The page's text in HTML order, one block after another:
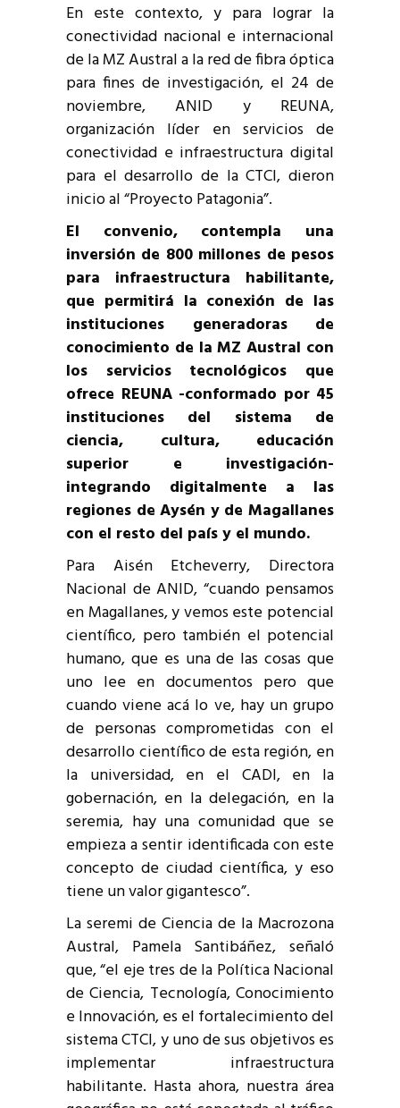
En este contexto, y para lograr la
conectividad nacional e internacional
de la MZ Austral a la red de fibra óptica
para fines de investigación, el 24 de
noviembre, ANID y REUNA,
organización líder en servicios de
conectividad e infraestructura digital
para el desarrollo de la CTCI, dieron
inicio al “Proyecto Patagonia”.
El convenio, contempla una
inversión de 800 millones de pesos
para infraestructura habilitante,
que permitirá la conexión de las
instituciones generadoras de
conocimiento de la MZ Austral con
los servicios tecnológicos que
ofrece REUNA -conformado por 45
instituciones del sistema de
ciencia, cultura, educación
superior e investigación-
integrando digitalmente a las
regiones de Aysén y de Magallanes
con el resto del país y el mundo.
Para Aisén Etcheverry, Directora
Nacional de ANID, “cuando pensamos
en Magallanes, y vemos este potencial
científico, pero también el potencial
humano, que es una de las cosas que
uno lee en documentos pero que
cuando viene acá lo ve, hay un grupo
de personas comprometidas con el
desarrollo científico de esta región, en
la universidad, en el CADI, en la
gobernación, en la delegación, en la
seremia, hay una comunidad que se
empieza a sentir identificada con este
concepto de ciudad científica, y eso
tiene un valor gigantesco”.
La seremi de Ciencia de la Macrozona
Austral, Pamela Santibáñez, señaló
que, “el eje tres de la Política Nacional
de Ciencia, Tecnología, Conocimiento
e Innovación, es el fortalecimiento del
sistema CTCI, y uno de sus objetivos es
implementar infraestructura
habilitante. Hasta ahora, nuestra área